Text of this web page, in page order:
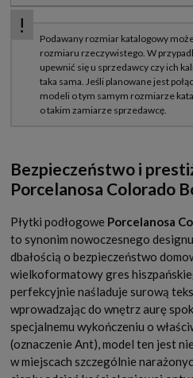
Bezpieczeństwo i
Porcelanosa Colorado
Płytki podłogowe Porcelanosa
to synonim nowoczesnego
dbałością o bezpieczeństwo
wielkoformatowy gres
perfekcyjnie naśladuje surową
wprowadzając do wnętrz aurę
specjalnemu wykończeniu o
(oznaczenie Ant), model ten jest
w miejscach szczególnie